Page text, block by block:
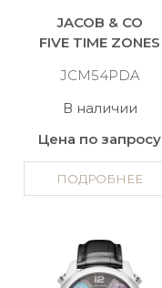
JACOB & CO
FIVE TIME ZONES
JCM54PDA
В наличии
Цена по запросу
ПОДРОБНЕЕ